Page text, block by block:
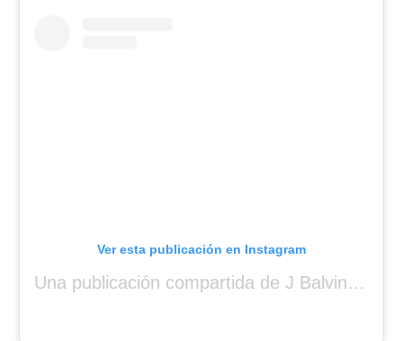
Ver esta publicación en Instagram
Una publicación compartida de J Balvin (@jbalvin)